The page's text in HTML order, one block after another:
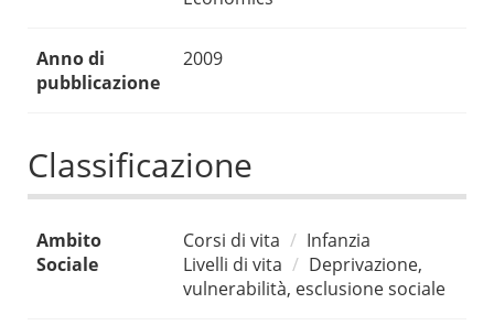
Anno di
pubblicazione
2009
Classificazione
Ambito
Sociale
Corsi di vita
Infanzia
Livelli di vita
Deprivazione,
vulnerabilità, esclusione sociale